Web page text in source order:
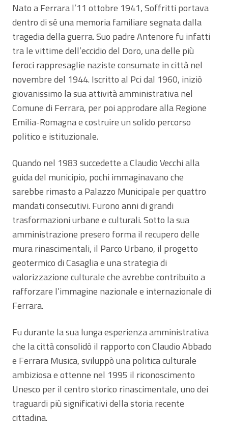
Nato a Ferrara l’11 ottobre 1941, Soffritti portava
dentro di sé una memoria familiare segnata dalla
tragedia della guerra. Suo padre Antenore fu infatti
tra le vittime dell’eccidio del Doro, una delle più
feroci rappresaglie naziste consumate in città nel
novembre del 1944. Iscritto al Pci dal 1960, iniziò
giovanissimo la sua attività amministrativa nel
Comune di Ferrara, per poi approdare alla Regione
Emilia-Romagna e costruire un solido percorso
politico e istituzionale.
Quando nel 1983 succedette a Claudio Vecchi alla
guida del municipio, pochi immaginavano che
sarebbe rimasto a Palazzo Municipale per quattro
mandati consecutivi. Furono anni di grandi
trasformazioni urbane e culturali. Sotto la sua
amministrazione presero forma il recupero delle
mura rinascimentali, il Parco Urbano, il progetto
geotermico di Casaglia e una strategia di
valorizzazione culturale che avrebbe contribuito a
rafforzare l’immagine nazionale e internazionale di
Ferrara.
Fu durante la sua lunga esperienza amministrativa
che la città consolidò il rapporto con Claudio Abbado
e Ferrara Musica, sviluppò una politica culturale
ambiziosa e ottenne nel 1995 il riconoscimento
Unesco per il centro storico rinascimentale, uno dei
traguardi più significativi della storia recente
cittadina.